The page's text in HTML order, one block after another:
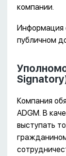
компании.
Информация
публичном
Компания
ADGM. В
выступать